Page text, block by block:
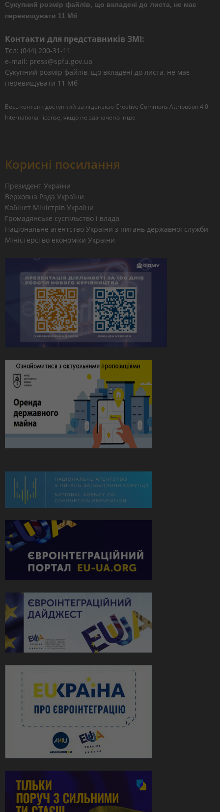
Сукупний розмір файлів, що вкладені до листа, не має
перевищувати 11 Мб
Контакти для представників ЗМІ:
Тел: (044) 200-31-11
e-mail: press@spfu.gov.ua
Сукупний розмір файлів, що вкладені до листа, не має
перевищувати 11 Мб
Весь контент доступний за ліцензією Creative Commons Attribution 4.0
International license, якщо не зазначено інше
Корисні посилання
Президент України
Верховна Рада України
Кабінет Міністрів України
Громадянське суспільство і влада
Національне агентство України з питань державної служби
Міністерство економіки України